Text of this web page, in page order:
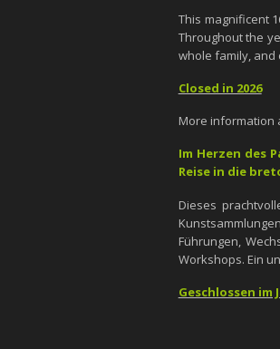
This magnificent
Throughout the
whole family, and
Closed in 2026
More information
Im Herzen des
Reise in die
Dieses
Führungen,
Workshops. Ein
Geschlossen im